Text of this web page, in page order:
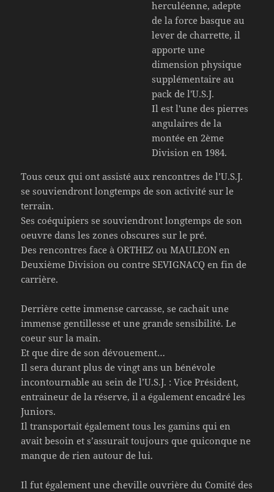
herculéenne, adepte
de la force basque au
lever de charrette, il
apporte une
dimension physique
supplémentaire au
pack de l'U.S.J.
Il est l'une des pierres
angulaires de la
montée en 2ème
Division en 1984.
Tous ceux qui ont assisté aux rencontres de l’U.S.J.
se souviendront longtemps de son activité sur le
terrain.
Ses coéquipiers se souviendront longtemps de son
oeuvre dans les zones obscures sur le pré.
Des rencontres face à ORTHEZ ou MAULEON en
Deuxième Division ou contre SEVIGNACQ en fin de
carrière.
Derrière cette immense carcasse, se cachait une
immense gentillesse et une grande sensibilité. Le
coeur sur la main.
Et que dire de son dévouement…
Il sera durant plus de vingt ans un bénévole
incontournable au sein de l’U.S.J. : Vice Président,
entraineur de la réserve, il a également encadré les
Juniors.
Il transportait également tous les gamins qui en
avait besoin et s’assurait toujours que quiconque ne
manque de rien autour de lui.
Il fut également une cheville ouvrière du Comité des